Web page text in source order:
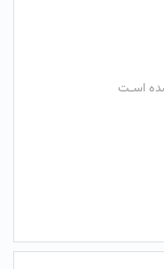
اسـت